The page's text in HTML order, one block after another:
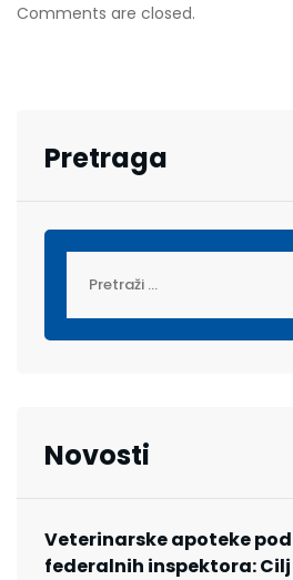
Comments are closed.
Pretraga
Novosti
Veterinarske apoteke
federalnih inspektora: